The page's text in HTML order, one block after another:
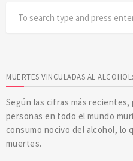
MUERTES VINCULADAS AL
Según las cifras más recientes,
personas en todo el mundo
consumo nocivo del alcohol, lo
muertes.